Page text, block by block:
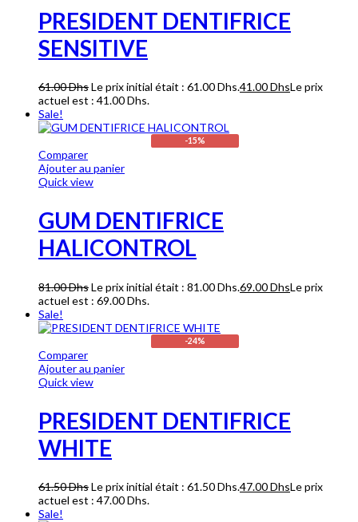
PRESIDENT DENTIFRICE
SENSITIVE
61.00DhsLe prix initial était : 61.00 Dhs.41.00DhsLe prix
actuel est : 41.00 Dhs.
Sale!
-15%
Comparer
Ajouter au panier
Quick view
GUM DENTIFRICE
HALICONTROL
81.00DhsLe prix initial était : 81.00 Dhs.69.00DhsLe prix
actuel est : 69.00 Dhs.
Sale!
-24%
Comparer
Ajouter au panier
Quick view
PRESIDENT DENTIFRICE
WHITE
61.50DhsLe prix initial était : 61.50 Dhs.47.00DhsLe prix
actuel est : 47.00 Dhs.
Sale!